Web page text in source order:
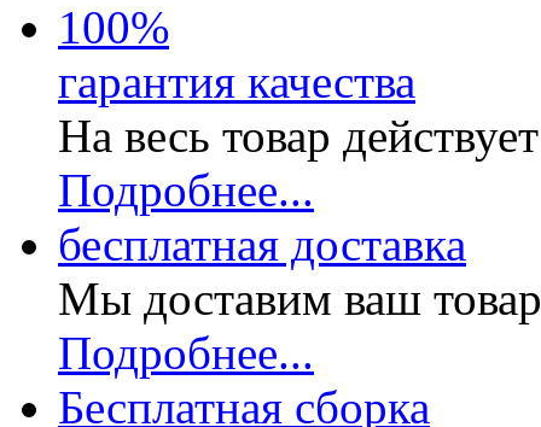
100%
гарантия качества
На весь товар
Подробнее...
бесплатная доставка
Мы доставим ваш
Подробнее...
Бесплатная сборка